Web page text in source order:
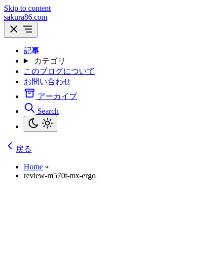
Skip to content
sakura86.com
記事
カテゴリ
このブログについて
お問い合わせ
アーカイブ
Search
戻る
Home »
review-m570t-mx-ergo